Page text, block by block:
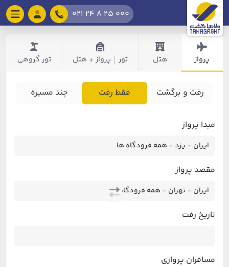
021 24 8 25 000
پرواز هتل تور پرواز + هتل تور گروهی
رفت و برگشت فقط رفت چند مسیره
مبدا پرواز
مقصد پرواز
تاریخ رفت
مسافران پروازی